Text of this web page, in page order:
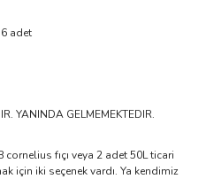
adet
YANINDA GELMEMEKTEDIR.
cornelius fıçı veya 2 adet 50L ticari
için iki seçenek vardı. Ya kendimiz